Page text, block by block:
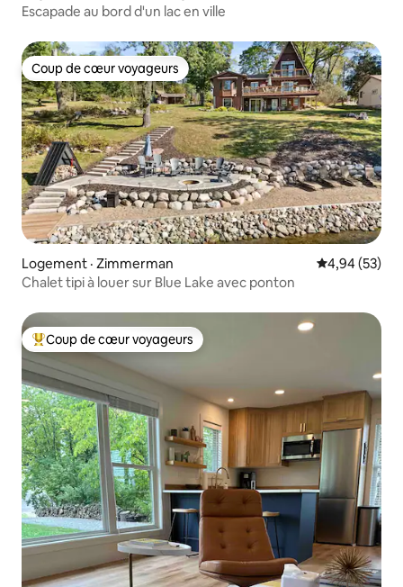
Escapade au bord d'un lac en ville
Coup de cœur voyageurs
Coup de cœur voyageurs
Logement · Zimmerman Note
4,94 (53)
Chalet tipi à louer sur Blue Lake avec ponton
Coup de cœur voyageurs parmi les plus aimés
Coup de cœur voyageurs